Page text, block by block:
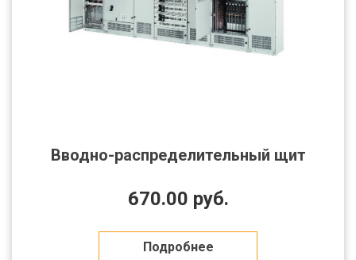
Вводно-распределительный щит
670.00 руб.
Подробнее